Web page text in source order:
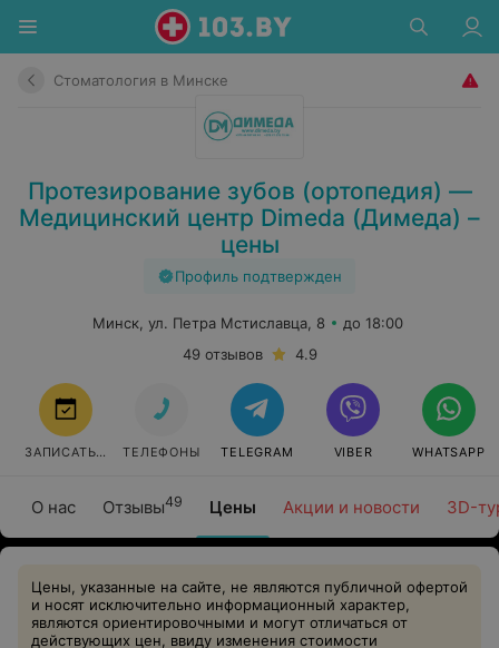
Стоматология в Минске
Протезирование зубов (ортопедия) —
Медицинский центр Dimeda (Димеда) –
цены
Профиль подтвержден
О нас Отзывы49 Цены Акции и новости 3D-
Минск, ул. Петра Мстиславца, 8
до 18:00
49 отзывов
4.9
ЗАПИСАТЬСЯ ТЕЛЕФОНЫ TELEGRAM VIBER WHATSAPP
Цены, указанные на сайте, не являются публичной офертой
и носят исключительно информационный характер,
являются ориентировочными и могут отличаться от
действующих цен, ввиду изменения стоимости